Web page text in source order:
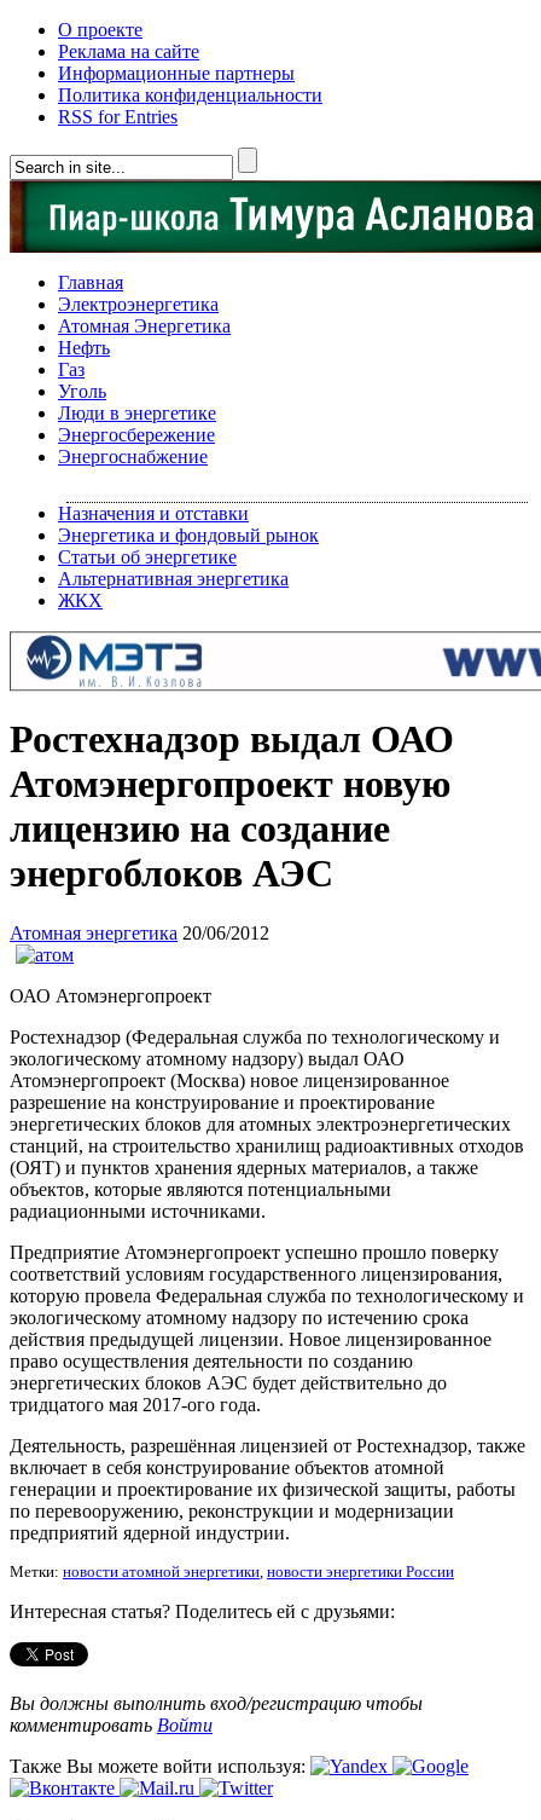
О проекте
Реклама на сайте
Информационные партнеры
Политика конфиденциальности
RSS for Entries
Главная
Электроэнергетика
Атомная Энергетика
Нефть
Газ
Уголь
Люди в энергетике
Энергосбережение
Энергоснабжение
Назначения и отставки
Энергетика и фондовый рынок
Статьи об энергетике
Альтернативная энергетика
ЖКХ
Ростехнадзор выдал ОАО
Атомэнергопроект новую
лицензию на создание
энергоблоков АЭС
Атомная энергетика 20/06/2012
ОАО Атомэнергопроект
Ростехнадзор (Федеральная служба по технологическому и
экологическому атомному надзору) выдал ОАО
Атомэнергопроект (Москва) новое лицензированное
разрешение на конструирование и проектирование
энергетических блоков для атомных электроэнергетических
станций, на строительство хранилищ радиоактивных отходов
(ОЯТ) и пунктов хранения ядерных материалов, а также
объектов, которые являются потенциальными
радиационными источниками.
Предприятие Атомэнергопроект успешно прошло поверку
соответствий условиям государственного лицензирования,
которую провела Федеральная служба по технологическому и
экологическому атомному надзору по истечению срока
действия предыдущей лицензии. Новое лицензированное
право осуществления деятельности по созданию
энергетических блоков АЭС будет действительно до
тридцатого мая 2017-ого года.
Деятельность, разрешённая лицензией от Ростехнадзор, также
включает в себя конструирование объектов атомной
генерации и проектирование их физической защиты, работы
по перевооружению, реконструкции и модернизации
предприятий ядерной индустрии.
Метки: новости атомной энергетики, новости энергетики России
Интересная статья? Поделитесь ей с друзьями:
Вы должны выполнить вход/регистрацию чтобы
комментировать Войти
Также Вы можете войти используя: